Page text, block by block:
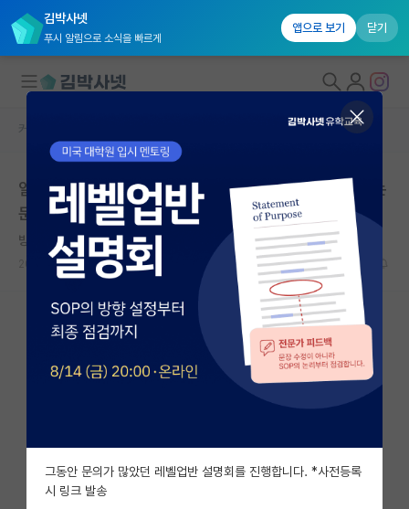
김박사넷
푸시 알림으로 소식을 빠르게
앱으로 보기 닫기
대학원생 모집
국내대학원 정보
연구실&오픈랩
커뮤니티
커뮤니티 홈
전체글보기
베스트 게시판
자유 게시판(아무개랩)
미국 유학 게시판
커뮤니티 홈
일반인 입니다. AI 도움을 받아 이론을 썼고 저급하지만 논
문화도 해보았습니다.
방정맞은 아인슈타인
2026.05.11 62 10085
그동안 문의가 많았던 레벨업반 설명회를 진행합니다. *사전등록
시 링크 발송